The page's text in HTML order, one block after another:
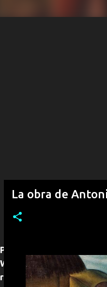
Para adquirir alguna obra
WhatsApp
responderemos.
La obra de